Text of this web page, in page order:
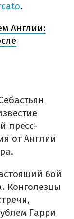
.
Англии:
пресс-
от Англии
бой
Конголезцы
Гарри